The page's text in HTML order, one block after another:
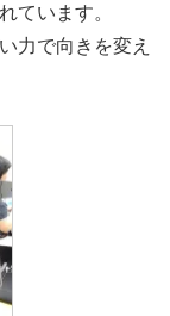
ています。
力で向きを変え